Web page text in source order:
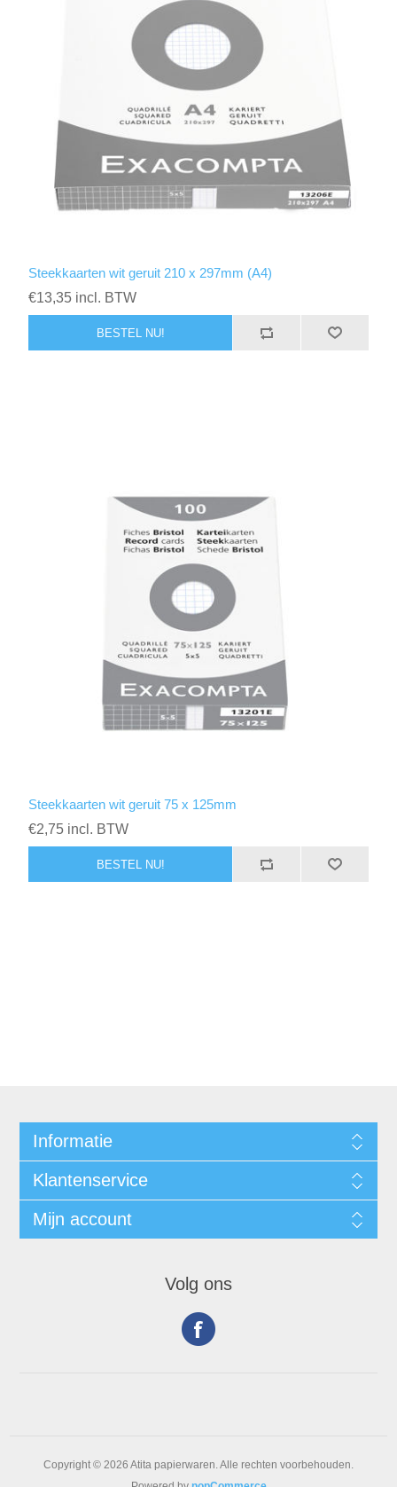
Steekkaarten wit geruit 210 x 297mm (A4)
€13,35 incl. BTW
Steekkaarten wit geruit 75 x 125mm
€2,75 incl. BTW
Informatie
Klantenservice
Mijn account
Volg ons
Copyright © 2026 Atita papierwaren. Alle rechten voorbehouden.